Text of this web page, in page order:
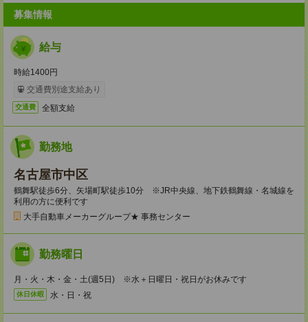
募集情報
給与
時給1400円
交通費別途支給あり
交通費 全額支給
勤務地
名古屋市中区
鶴舞駅徒歩6分、矢場町駅徒歩10分 ※JR中央線、地下鉄鶴舞線・名城線を
利用の方に便利です
大手自動車メーカーグループ★ 事務センター
勤務曜日
月・火・木・金・土(週5日) ※水＋日曜日・祝日がお休みです
休日休暇 水・日・祝